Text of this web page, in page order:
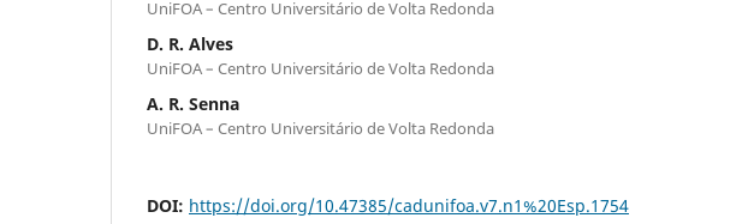
UniFOA – Centro Universitário de Volta Redonda
D. R. Alves
UniFOA – Centro Universitário de Volta Redonda
A. R. Senna
UniFOA – Centro Universitário de Volta Redonda
DOI: https://doi.org/10.47385/cadunifoa.v7.n1%20Esp.1754